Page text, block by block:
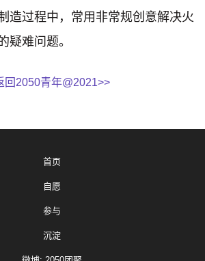
造过程中，常用非常规创意解决火
疑难问题。
回2050青年@2021>>
首页
自愿
参与
沉淀